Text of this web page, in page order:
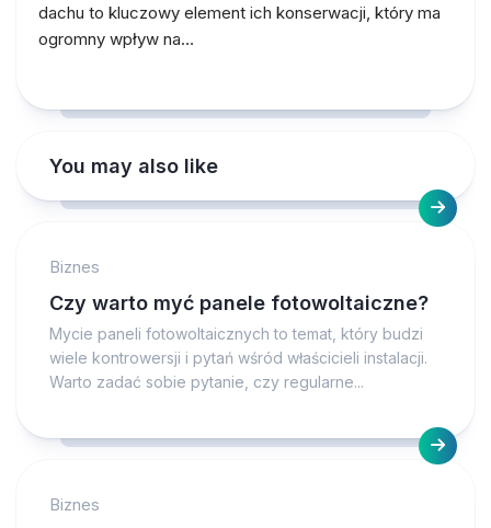
dachu to kluczowy element ich konserwacji, który ma
ogromny wpływ na…
You may also like
Biznes
Czy warto myć panele fotowoltaiczne?
Mycie paneli fotowoltaicznych to temat, który budzi
wiele kontrowersji i pytań wśród właścicieli instalacji.
Warto zadać sobie pytanie, czy regularne...
Biznes